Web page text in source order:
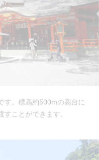
す。標高約500mの高台に
ことができます。